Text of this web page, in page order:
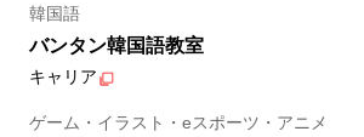
韓国語
バンタン韓国語教室
キャリア
ゲーム・イラスト・eスポーツ・アニメ